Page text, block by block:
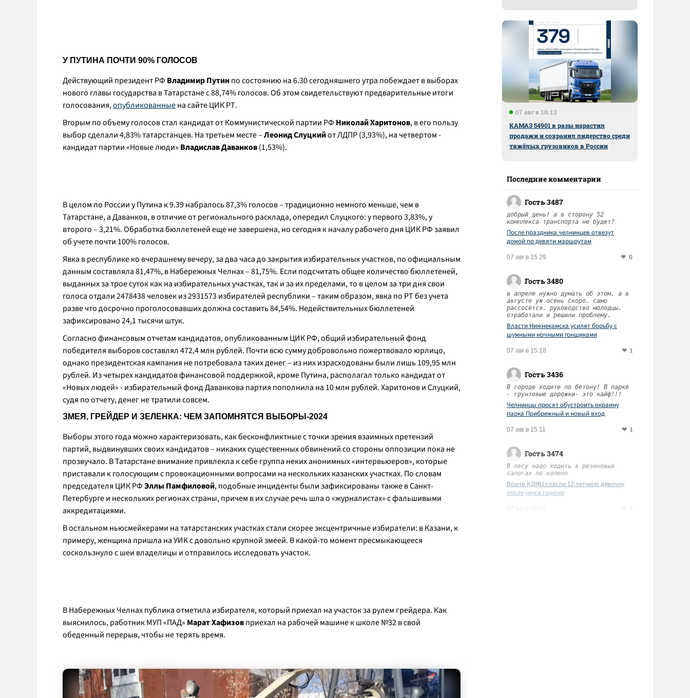
У ПУТИНА ПОЧТИ 90% ГОЛОСОВ
Действующий президент РФ Владимир Путинпо состоянию на 6.30 сегодняшнего утра побеждает в выборах
нового главы государства в Татарстане с 88,74% голосов. Об этом свидетельствуют предварительные итоги
голосования,опубликованныена сайте ЦИК РТ.
Вторым по объему голосов стал кандидат от Коммунистической партии РФ Николай Харитонов, в его пользу
выбор сделали 4,83% татарстанцев. На третьем месте –Леонид Слуцкийот ЛДПР (3,93%), на четвертом -
кандидат партии «Новые люди» Владислав Даванков(1,53%).
В целом по России у Путина к 9.39 набралось 87,3% голосов – традиционно немного меньше, чем в
Татарстане, а Даванков, в отличие от регионального расклада, опередил Слуцкого: у первого 3,83%, у
второго – 3,21%. Обработка бюллетеней еще не завершена, но сегодня к началу рабочего дня ЦИК РФ заявил
об учете почти 100% голосов.
Явка в республике ко вчерашнему вечеру, за два часа до закрытия избирательных участков, по официальным
данным составляла 81,47%, в Набережных Челнах – 81,75%. Если подсчитать общее количество бюллетеней,
выданных за трое суток как на избирательных участках, так и за их пределами, то в целом за три дня свои
голоса отдали 2478438 человек из 2931573 избирателей республики – таким образом, явка по РТ без учета
разве что досрочно проголосовавших должна составить 84,54%. Недействительных бюллетеней
зафиксировано 24,1 тысячи штук.
Согласно финансовым отчетам кандидатов, опубликованным ЦИК РФ, общий избирательный фонд
победителя выборов составлял 472,4 млн рублей. Почти всю сумму добровольно пожертвовало юрлицо,
однако президентская кампания не потребовала таких денег – из них израсходованы были лишь 109,95 млн
рублей. Из четырех кандидатов финансовой поддержкой, кроме Путина, располагал только кандидат от
«Новых людей» - избирательный фонд Даванкова партия пополнила на 10 млн рублей. Харитонов и Слуцкий,
судя по отчету, денег не тратили совсем.
ЗМЕЯ, ГРЕЙДЕР И ЗЕЛЕНКА: ЧЕМ ЗАПОМНЯТСЯ ВЫБОРЫ-2024
Выборы этого года можно характеризовать, как бесконфликтные с точки зрения взаимных претензий
партий, выдвинувших своих кандидатов – никаких существенных обвинений со стороны оппозиции пока не
прозвучало. В Татарстане внимание привлекла к себе группа неких анонимных «интервьюеров», которые
приставали к голосующим с провокационными вопросами на нескольких казанских участках. По словам
председателя ЦИК РФЭллы Памфиловой, подобные инциденты были зафиксированы также в Санкт-
Петербурге и нескольких регионах страны, причем в их случае речь шла о «журналистах» с фальшивыми
аккредитациями.
В остальном ньюсмейкерами на татарстанских участках стали скорее эксцентричные избиратели: в Казани, к
примеру, женщина пришла на УИК с довольно крупной змеей. В какой-то момент пресмыкающееся
соскользнуло с шеи владелицы и отправилось исследовать участок.
В Набережных Челнах публика отметила избирателя, который приехал на участок за рулем грейдера. Как
выяснилось, работник МУП «ПАД» Марат Хафизовприехал на рабочей машине к школе №32 в свой
обеденный перерыв, чтобы не терять время.
07 авг в 10:13
КАМАЗ 54901 в разы нарастил
продажи и сохранил лидерство среди
тяжёлых грузовиков в России
Последние комментарии
Гость 3487
добрый день! а в сторону 52
комплекса транспорта не будет?
После праздника челнинцев отвезут
домой по девяти маршрутам
07 авг в 15:29 0
Гость 3480
в апреле нужно думать об этом, а в
августе уж осень скоро. само
рассосётся. руководство молодцы.
отработали и решили проблему.
Власти Нижнекамска усилят борьбу с
шумными ночными гонщиками
07 авг в 15:18 1
Гость 3436
В городе ходите по бетону! В парке
- грунтовые дорожки- это кайф!!!
Челнинцы просят обустроить окраину
парка Прибрежный и новый вход
07 авг в 15:11 1
Гость 3474
В лесу надо ходить в резиновых
сапогах по колено
Врачи КДМЦ спасли 12-летнюю девочку
после укуса гадюки